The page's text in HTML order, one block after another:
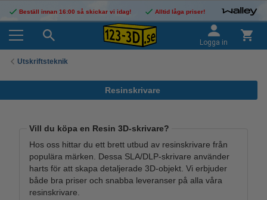
Beställ innan 16:00 så skickar vi idag! Alltid låga priser!
Logga in
Utskriftsteknik
Resinskrivare
Vill du köpa en Resin 3D-skrivare?
Hos oss hittar du ett brett utbud av resinskrivare från
populära märken. Dessa SLA/DLP-skrivare använder
harts för att skapa detaljerade 3D-objekt. Vi erbjuder
både bra priser och snabba leveranser på alla våra
resinskrivare.